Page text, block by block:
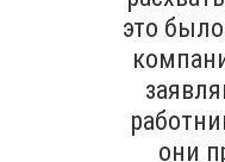
это
они